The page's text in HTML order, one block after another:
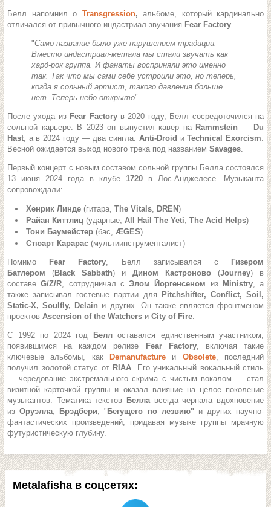
Metalafisha в соцсетях:
Белл напомнил о Transgression, альбоме, который кардинально
отличался от привычного индастриал-звучания Fear Factory.
"Само название было уже нарушением традиции.
Вместо индастриал-метала мы стали звучать как
хард-рок группа. И фанаты восприняли это именно
так. Так что мы сами себе устроили это, но теперь,
когда я сольный артист, такого давления больше
нет. Теперь небо открыто".
После ухода из Fear Factoryв 2020 году, Белл сосредоточился на
сольной карьере. В 2023 он выпустил кавер на Rammstein — Du
Hast, а в 2024 году — два сингла: Anti-Droid иTechnical Exorcism.
Весной ожидается выход нового трека под названием Savages.
Первый концерт с новым составом сольной группы Белла состоялся
13 июня 2024 года в клубе 1720 в Лос-Анджелесе. Музыканта
сопровождали:
Хенрик Линде (гитара, The Vitals, DREN)
Райан Киттлиц (ударные, All Hail The Yeti, The Acid Helps)
Тони Баумейстер (бас, ÆGES)
Стюарт Карарас (мультиинструменталист)
Помимо Fear Factory, Белл записывался с
Гизером
Батлером (Black Sabbath) и Дином Кастроново (Journey) в
составеG/Z/R, сотрудничал с Элом Йоргенсеном из Ministry, а
также записывал гостевые партии для
Pitchshifter, Conflict, Soil,
Static-X, Soulfly, Delain и других. Он также является фронтменом
проектов Ascension of the Watchers и City of Fire.
С 1992 по 2024 год Белл оставался единственным участником,
появившимся на каждом релизе
Fear Factory, включая такие
ключевые альбомы, как
Demanufacture и Obsolete, последний
получил золотой статус от RIAA. Его уникальный вокальный стиль
— чередование экстремального скрима с чистым вокалом — стал
визитной карточкой группы и оказал влияние на целое поколение
музыкантов. Тематика текстов Беллавсегда черпала вдохновение
изОруэлла, Брэдбери, " Бегущего по лезвию"и других научно-
фантастических произведений, придавая музыке группы мрачную
футуристическую глубину.